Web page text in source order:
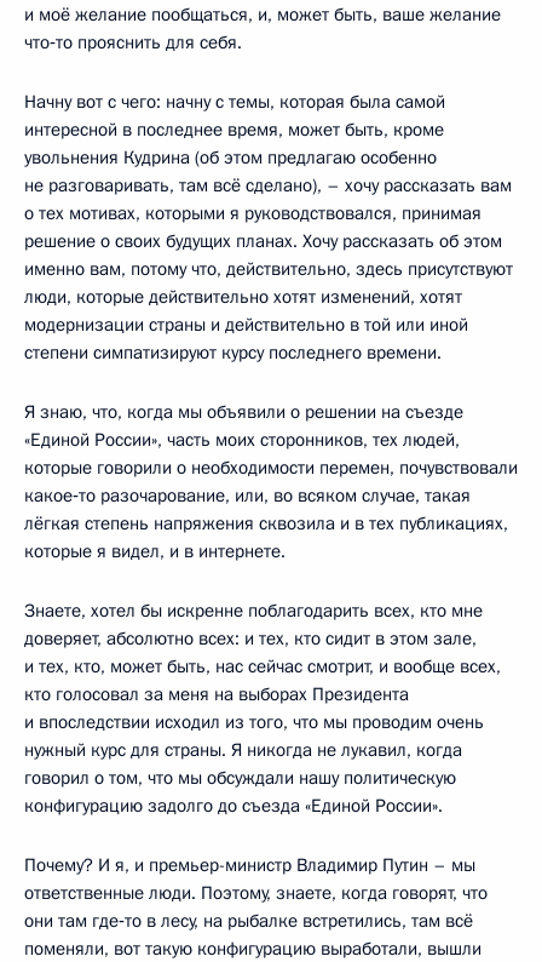
и моё желание пообщаться, и, может быть, ваше желание
что‑то прояснить для себя.
Начну вот с чего: начну с темы, которая была самой
интересной в последнее время, может быть, кроме
увольнения Кудрина (об этом предлагаю особенно
не разговаривать, там всё сделано), – хочу рассказать вам
о тех мотивах, которыми я руководствовался, принимая
решение о своих будущих планах. Хочу рассказать об этом
именно вам, потому что, действительно, здесь присутствуют
люди, которые действительно хотят изменений, хотят
модернизации страны и действительно в той или иной
степени симпатизируют курсу последнего времени.
Я знаю, что, когда мы объявили о решении на съезде
«Единой России», часть моих сторонников, тех людей,
которые говорили о необходимости перемен, почувствовали
какое‑то разочарование, или, во всяком случае, такая
лёгкая степень напряжения сквозила и в тех публикациях,
которые я видел, и в интернете.
Знаете, хотел бы искренне поблагодарить всех, кто мне
доверяет, абсолютно всех: и тех, кто сидит в этом зале,
и тех, кто, может быть, нас сейчас смотрит, и вообще всех,
кто голосовал за меня на выборах Президента
и впоследствии исходил из того, что мы проводим очень
нужный курс для страны. Я никогда не лукавил, когда
говорил о том, что мы обсуждали нашу политическую
конфигурацию задолго до съезда «Единой России».
Почему? И я, и премьер-министр Владимир Путин – мы
ответственные люди. Поэтому, знаете, когда говорят, что
они там где‑то в лесу, на рыбалке встретились, там всё
поменяли, вот такую конфигурацию выработали, вышли